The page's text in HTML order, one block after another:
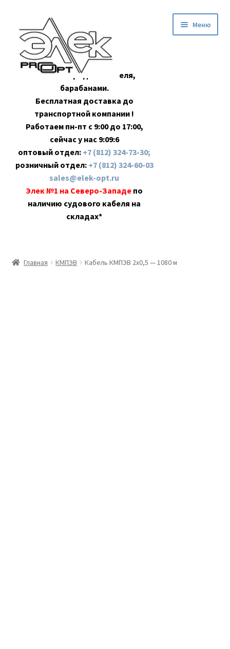
навигации
содержимому
Оптовая продажа кабеля,
барабанами.
Бесплатная доставка до
транспортной компании !
Работаем пн-пт с 9:00 до 17:00,
сейчас у нас 9:09:7
оптовый отдел: +7 (812) 324-73-30;
розничный отдел: +7 (812) 324-60-03
sales@elek-opt.ru
Элек №1 на Северо-Западе по
наличию судового кабеля на
складах*
Меню
Главная КМПЭВ Кабель КМПЭВ 2х0,5 — 1080 м